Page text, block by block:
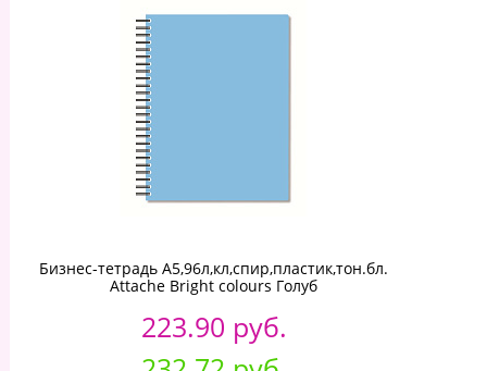
Бизнес-тетрадь А5,96л,кл,спир,пластик,тон.бл.
Attache Bright colours Голуб
223.90 руб.